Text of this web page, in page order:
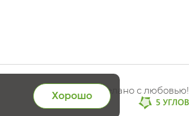
Сделано с любовью!
Хорошо